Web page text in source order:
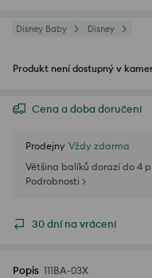
Disney Baby Disney
Produkt není dostupný v
Cena a doba doručení
Prodejny Vždy zdarma
Většina balíků dorazí do 4
Podrobnosti >
30 dní na vrácení
Popis 111BA-03X